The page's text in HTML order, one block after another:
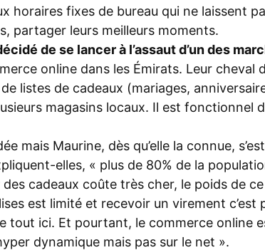
horaires fixes de bureau qui ne laissent
partager leurs meilleurs moments.
de se lancer à l’assaut d’un des
online dans les Émirats. Leur cheval
listes de cadeaux (mariages,
magasins locaux. Il est fonctionnel
mais Maurine, dès qu’elle la connue,
elles, « plus de 80% de la
cadeaux coûte très cher, le poids de ce
est limité et recevoir un virement c’est
tout ici. Et pourtant, le commerce online
dynamique mais pas sur le net ».